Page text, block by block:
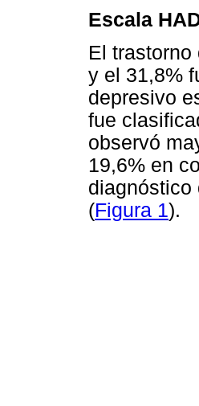
Escala
El
y el 31,8%
depresivo
fue
observó
19,6% en
diagnóstico
(Figura 1).